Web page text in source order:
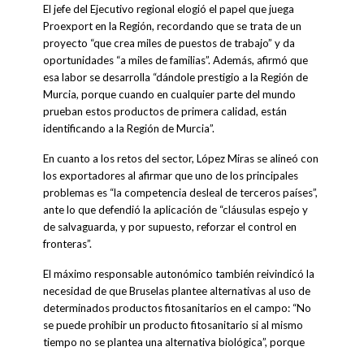
El jefe del Ejecutivo regional elogió el papel que juega
Proexport en la Región, recordando que se trata de un
proyecto “que crea miles de puestos de trabajo” y da
oportunidades “a miles de familias”. Además, afirmó que
esa labor se desarrolla “dándole prestigio a la Región de
Murcia, porque cuando en cualquier parte del mundo
prueban estos productos de primera calidad, están
identificando a la Región de Murcia”.
En cuanto a los retos del sector, López Miras se alineó con
los exportadores al afirmar que uno de los principales
problemas es “la competencia desleal de terceros países”,
ante lo que defendió la aplicación de “cláusulas espejo y
de salvaguarda, y por supuesto, reforzar el control en
fronteras”.
El máximo responsable autonómico también reivindicó la
necesidad de que Bruselas plantee alternativas al uso de
determinados productos fitosanitarios en el campo: “No
se puede prohibir un producto fitosanitario si al mismo
tiempo no se plantea una alternativa biológica”, porque